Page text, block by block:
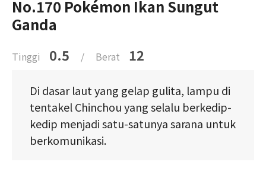
No.170 Pokémon Ikan Sungut
Ganda
Tinggi 0.5 / Berat 12
Di dasar laut yang gelap gulita, lampu di
tentakel Chinchou yang selalu berkedip-
kedip menjadi satu-satunya sarana untuk
berkomunikasi.